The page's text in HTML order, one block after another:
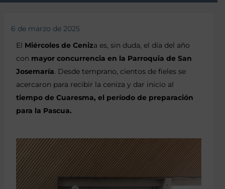
6 de marzo de 2025
El Miércoles de Ceniza es, sin duda, el día del año
con mayor concurrencia en la Parroquia de San
Josemaría. Desde temprano, cientos de fieles se
acercaron para recibir la ceniza y dar inicio al
tiempo de Cuaresma, el período de preparación
para la Pascua.